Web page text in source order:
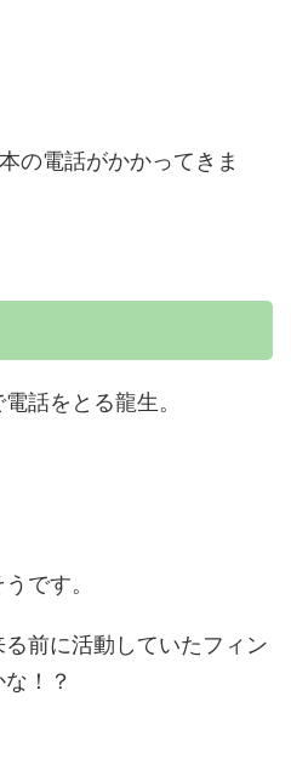
の電話がかかってきま
話をとる龍生。
です。
前に活動していたフィン
！？